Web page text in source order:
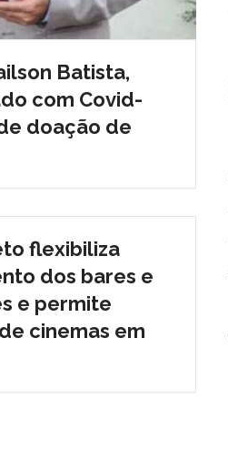
Batista,
com Covid-
doação de
flexibiliza
dos bares e
e permite
cinemas em